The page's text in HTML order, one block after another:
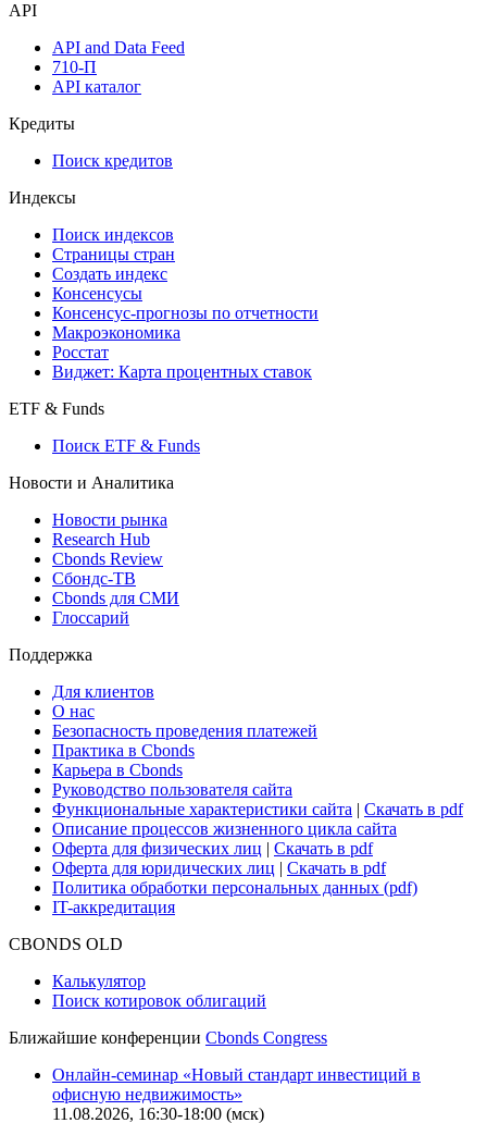
Мобильное приложение Cbonds
API
API and Data Feed
API каталог
Кредиты
Поиск кредитов
Индексы
Поиск индексов
Страницы стран
Создать индекс
Консенсусы
Консенсус-прогнозы по отчетности
Макроэкономика
Виджет: Карта процентных ставок
ETF & Funds
Поиск ETF & Funds
Новости и Аналитика
Новости рынка
Research Hub
Cbonds Review
Сбондс-ТВ
Глоссарий
Поддержка
Для клиентов
О нас
Безопасность проведения платежей
Практика в Cbonds
Карьера в Cbonds
Руководство пользователя сайта
Функциональные характеристики сайта|Скачать в pdf
Описание процессов жизненного цикла сайта
Оферта для физических лиц
Оферта для юридических лиц
IT-аккредитация
Поиск котировок облигаций
Ближайшие конференцииCbonds Congress